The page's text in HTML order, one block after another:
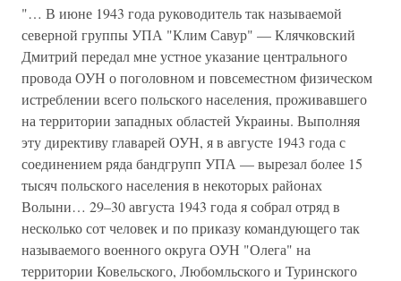
"… В июне 1943 года руководитель так называемой
северной группы УПА "Клим Савур" — Клячковский
Дмитрий передал мне устное указание центрального
провода ОУН о поголовном и повсеместном физическом
истреблении всего польского населения, проживавшего
на территории западных областей Украины. Выполняя
эту директиву главарей ОУН, я в августе 1943 года с
соединением ряда бандгрупп УПА — вырезал более 15
тысяч польского населения в некоторых районах
Волыни… 29–30 августа 1943 года я собрал отряд в
несколько сот человек и по приказу командующего так
называемого военного округа ОУН "Олега" на
территории Ковельского, Любомльского и Туринского